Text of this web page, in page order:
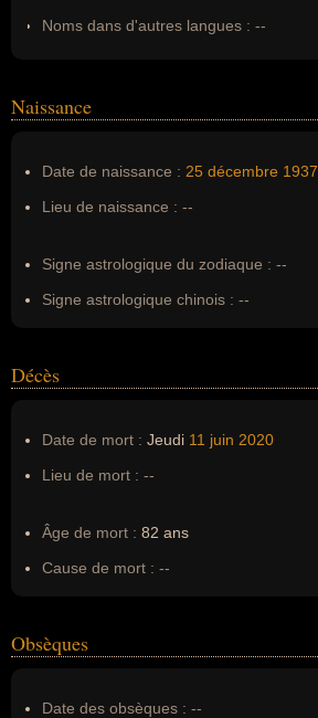
Noms dans d'autres langues : --
Nom de famille :Maréchal
Naissance
Date de naissance : 25 décembre 1937
Lieu de naissance : --
Signe astrologique du zodiaque : --
Signe astrologique chinois : --
Décès
Date de mort : Jeudi 11 juin 2020
Lieu de mort : --
Âge de mort : 82 ans
Cause de mort : --
Obsèques
Date des obsèques : --